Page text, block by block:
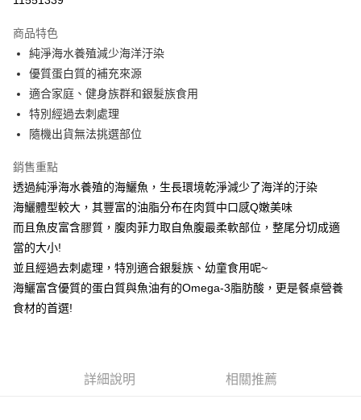
上海商業儲蓄銀行
臺灣中小企業銀行
匯豐（台灣）商業銀行
聯邦商業銀行
元大商業銀行
永豐商業銀行
玉山商業銀行
台灣樂天信用卡公司
Apple Pay
街口支付
悠遊付
Google Pay
全盈+PAY
相關說明
【大哥付你分期使用說明】
1.本服務由台灣大哥大提供，台灣大哥大用戶可立即使用無須另外申請。
2.付款方式選擇「大哥付你分期」，訂單成立後會自動跳轉到大哥付的交易
成交易。
3.實際核准額度、可分期數及費用金額請依後續交易確認頁面所載為準。
4.訂單成立30分鐘內，如未前往確認交易或遇審核未通過，訂單將自動取
消。如遇「轉專審核」未通過狀況，表示未達大哥付你分期系統評分，恕無
法說明評估內容。
帳／街口支付／iPASS MONEY」等通路繳費。
AFTEE先享後付
相關說明
【關於「AFTEE先享後付」】
便利好安心！
１．簡單：不需註冊會員、不需綁卡、不需儲值。
２．便利：只要手機號碼，簡訊認證，即可結帳。
３．安心：先確認商品／服務後，再付款。
結帳頁面，進行簡訊認證並確認金額後，即可完成結帳。
ATM付款
運送方式
一夫水產-冷凍宅配
商品特色
純淨海水養殖減少海洋汙染
優質蛋白質的補充來源
適合家庭、健身族群和銀髮族食用
特別經過去刺處理
隨機出貨無法挑選部位
銷售重點
透過純淨海水養殖的海鱺魚，生長環境乾淨減少了海洋的汙染
海鱺體型較大，其豐富的油脂分布在肉質中口感Q嫩美味
而且魚皮富含膠質，腹肉菲力取自魚腹最柔軟部位，整尾分切成適
當的大小!
並且經過去刺處理，特別適合銀髮族、幼童食用呢~
海鱺富含優質的蛋白質與魚油有的Omega-3脂肪酸，更是餐桌營養
食材的首選!
詳細說明 相關推薦